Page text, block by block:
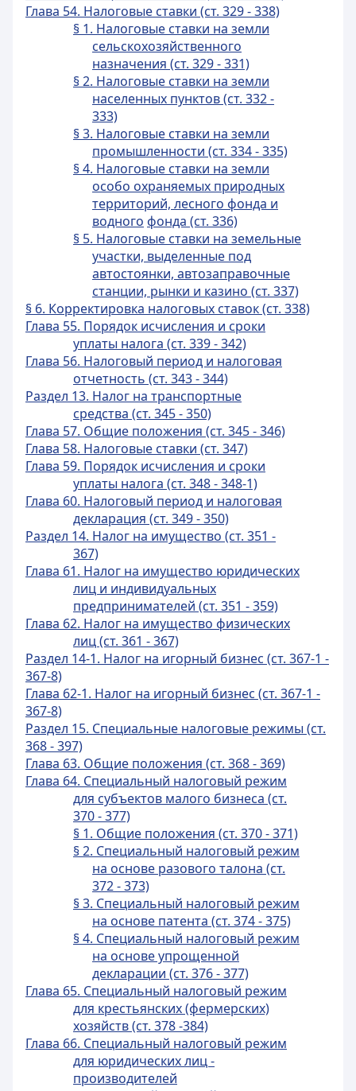
Глава 54. Налоговые ставки (ст. 329 - 338)
§ 1. Налоговые ставки на земли
сельскохозяйственного
назначения (ст. 329 - 331)
§ 2. Налоговые ставки на земли
населенных пунктов (ст. 332 -
333)
§ 3. Налоговые ставки на земли
промышленности (ст. 334 - 335)
§ 4. Налоговые ставки на земли
особо охраняемых природных
территорий, лесного фонда и
водного фонда (ст. 336)
§ 5. Налоговые ставки на земельные
участки, выделенные под
автостоянки, автозаправочные
станции, рынки и казино (ст. 337)
§ 6. Корректировка налоговых ставок (ст. 338)
Глава 55. Порядок исчисления и сроки
уплаты налога (ст. 339 - 342)
Глава 56. Налоговый период и налоговая
отчетность (ст. 343 - 344)
Раздел 13. Налог на транспортные
средства (ст. 345 - 350)
Глава 57. Общие положения (ст. 345 - 346)
Глава 58. Налоговые ставки (ст. 347)
Глава 59. Порядок исчисления и сроки
уплаты налога (ст. 348 - 348-1)
Глава 60. Налоговый период и налоговая
декларация (ст. 349 - 350)
Раздел 14. Налог на имущество (ст. 351 -
367)
Глава 61. Налог на имущество юридических
лиц и индивидуальных
предпринимателей (ст. 351 - 359)
Глава 62. Налог на имущество физических
лиц (ст. 361 - 367)
Раздел 14-1. Налог на игорный бизнес (ст. 367-1 -
367-8)
Глава 62-1. Налог на игорный бизнес (ст. 367-1 -
367-8)
Раздел 15. Специальные налоговые режимы (ст.
368 - 397)
Глава 63. Общие положения (ст. 368 - 369)
Глава 64. Специальный налоговый режим
для субъектов малого бизнеса (ст.
370 - 377)
§ 1. Общие положения (ст. 370 - 371)
§ 2. Специальный налоговый режим
на основе разового талона (ст.
372 - 373)
§ 3. Специальный налоговый режим
на основе патента (ст. 374 - 375)
§ 4. Специальный налоговый режим
на основе упрощенной
декларации (ст. 376 - 377)
Глава 65. Специальный налоговый режим
для крестьянских (фермерских)
хозяйств (ст. 378 -384)
Глава 66. Специальный налоговый режим
для юридических лиц -
производителей